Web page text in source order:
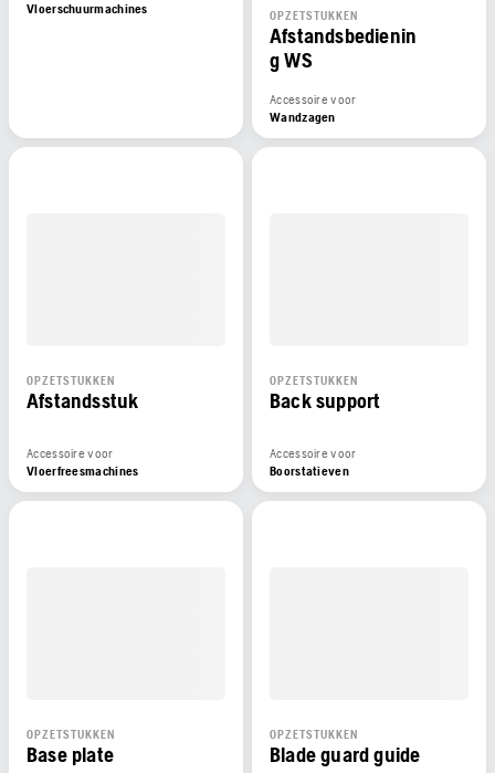
Vloerschuurmachines
OPZETSTUKKEN
Afstandsbedienin
g WS
Accessoire voor
Wandzagen
OPZETSTUKKEN
Afstandsstuk
Accessoire voor
Vloerfreesmachines
OPZETSTUKKEN
Back support
Accessoire voor
Boorstatieven
OPZETSTUKKEN
Base plate
OPZETSTUKKEN
Blade guard guide